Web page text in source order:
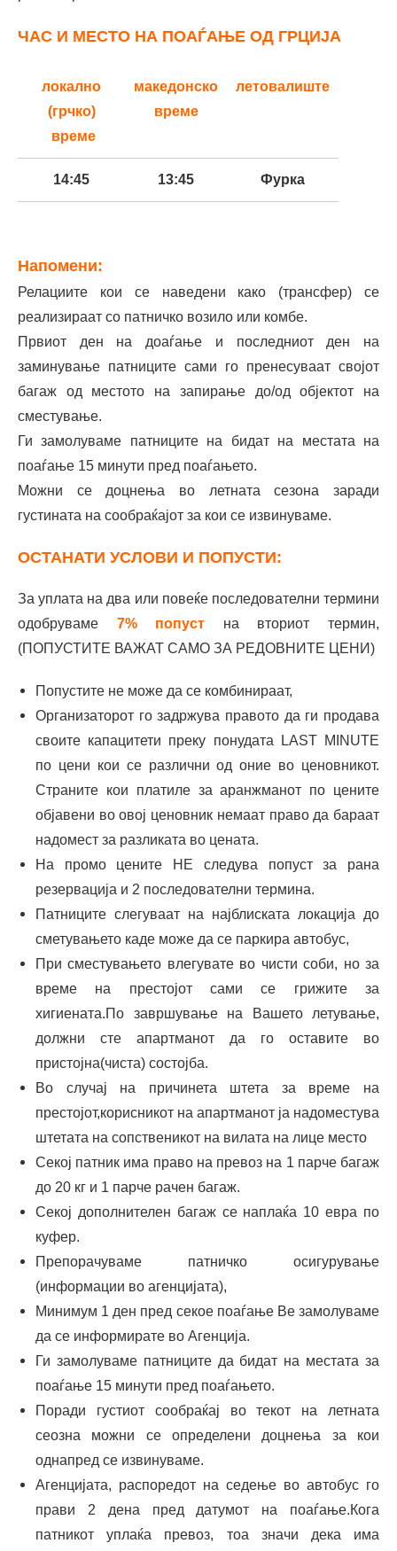
трансфер до Битола
Охрид – БП Лук Оил излез кон
Битола, трансфер до Битола
02;30
станица, трансфер до Битола
ЧАС И МЕСТО НА ПОАЃАЊЕ ОД ГРЦИЈА
локално
(грчко)
време
македонско
време
летовалиште
14:45 13:45 Фурка
15:30
15:45 14:45 Неа Плагија
Напомени:
Релациите кои се наведени како (трансфер) се
реализираат со патничко возило или комбе.
Првиот ден на доаѓање и последниот ден на
заминување патниците сами го пренесуваат својот
багаж од местото на запирање до/од објектот на
сместување.
Ги замолуваме патниците на бидат на местата на
поаѓање 15 минути пред поаѓањето.
Можни се доцнења во летната сезона заради
густината на сообраќајот за кои се извинуваме.
ОСТАНАТИ УСЛОВИ И ПОПУСТИ:
За уплата на два или повеќе последователни термини
одобруваме 7% попуст на вториот термин,
(ПОПУСТИТЕ ВАЖАТ САМО ЗА РЕДОВНИТЕ ЦЕНИ)
Попустите не може да се комбинираат,
Организаторот го задржува правото да ги продава
своите капацитети преку понудата LAST MINUTE
по цени кои се различни од оние во ценовникот.
Страните кои платиле за аранжманот по цените
објавени во овој ценовник немаат право да бараат
надомест за разликата во цената.
На промо цените НЕ следува попуст за рана
резервација и 2 последователни термина.
Патниците слегуваат на најблиската локација до
сметувањето каде може да се паркира автобус,
При сместувањето влегувате во чисти соби, но за
време на престојот сами се грижите за
хигиената.По завршување на Вашето летување,
должни сте апартманот да го оставите во
пристојна(чиста) состојба.
Во случај на причинета штета за време на
престојот,корисникот на апартманот ја надоместува
штетата на сопственикот на вилата на лице место
Секој патник има право на превоз на 1 парче багаж
до 20 кг и 1 парче рачен багаж.
Секој дополнителен багаж се наплаќа 10 евра по
куфер.
Препорачуваме патничко осигурување
(информации во агенцијата),
Минимум 1 ден пред секое поаѓање Ве замолуваме
да се информирате во Агенција.
Ги замолуваме патниците да бидат на местата за
поаѓање 15 минути пред поаѓањето.
Поради густиот сообраќај во текот на летната
сеозна можни се определени доцнења за кои
однапред се извинуваме.
Агенцијата, распоредот на седење во автобус го
прави 2 дена пред датумот на поаѓање.Кога
патникот уплаќа превоз, тоа значи дека има